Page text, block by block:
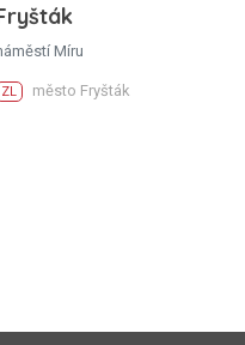
Míru
ZL město Fryšták